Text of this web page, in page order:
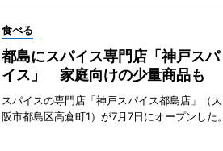
食べる
都島にスパイス専門店「神戸スパ
イス」 家庭向けの少量商品も
スパイスの専門店「神戸スパイス都島店」（大
阪市都島区高倉町1）が7月7日にオープンした。